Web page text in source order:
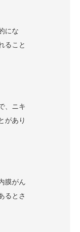
にな
ること
、ニキ
があり
膜がん
るとさ